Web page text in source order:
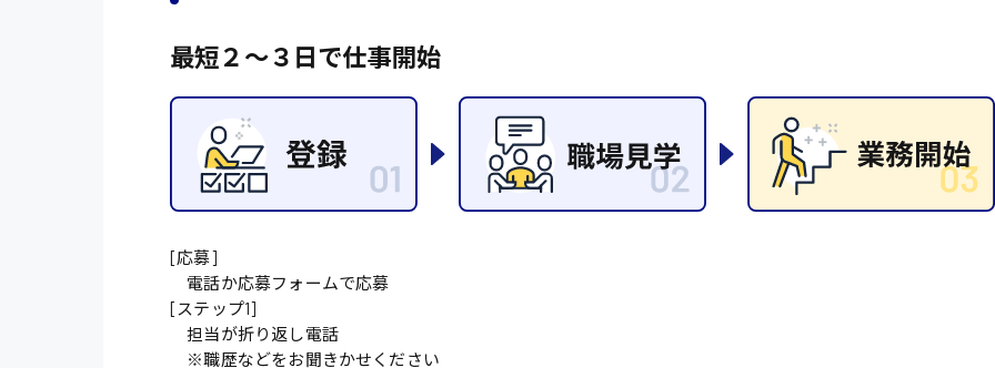
最短２〜３日で仕事開始
[応募]
電話か応募フォームで応募
[ステップ1]
担当が折り返し電話
※職歴などをお聞きかせください